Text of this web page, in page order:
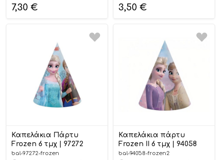
7,30 € 3,50 €
Καπελάκια Πάρτυ
Frozen 6 τμχ | 97272
bal-97272-frozen
Καπελάκια πάρτυ
Frozen II 6 τμχ | 94058
bal-94058-frozen2